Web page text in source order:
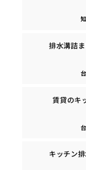
排水溝詰
賃貸のキ
キッチン